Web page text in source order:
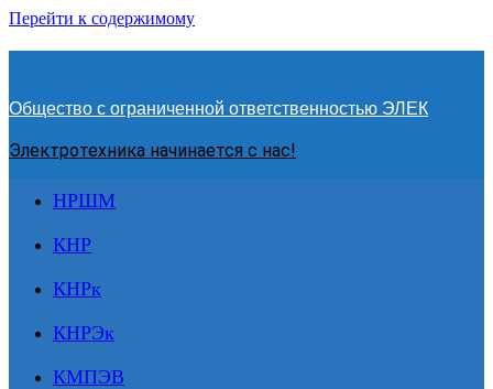
Перейти к содержимому
Общество с ограниченной ответственностью ЭЛЕК
Электротехника начинается с нас!
НРШМ
КНР
КНРк
КНРЭк
КМПЭВ